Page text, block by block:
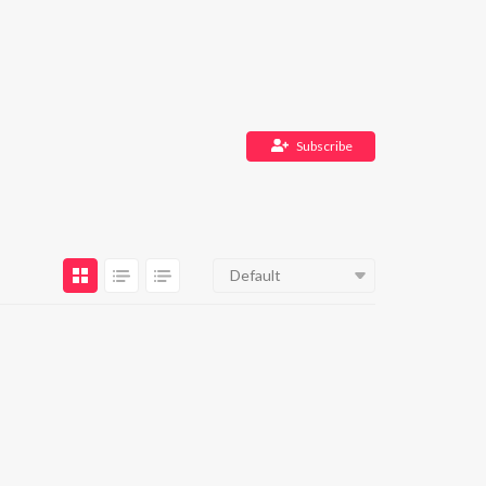
Subscribe
Default